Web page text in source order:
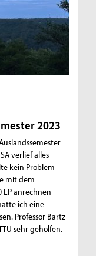
2023
verlief alles
kein Problem
mit dem
LP anrechnen
ich eine
Professor Bartz
sehr geholfen.